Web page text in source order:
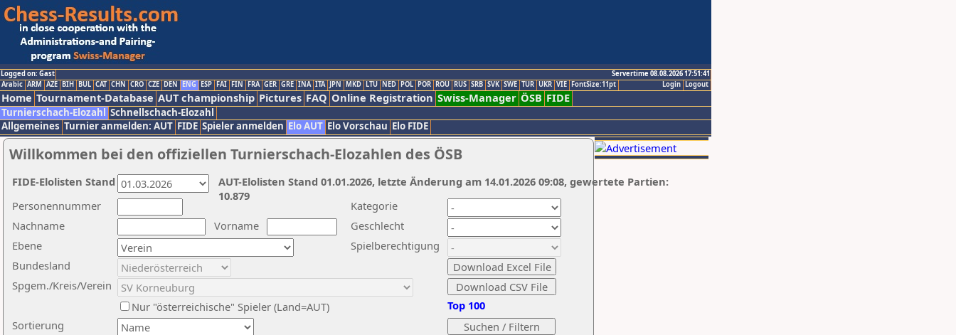
Logged on: Gast
Servertime 08.08.2026 17:51:41
Logout
Login
Arabic ARM AZE BIH BUL CAT CHN CRO CZE DEN ENG ESP FAI FIN FRA GER GRE INA ITA JPN MKD LTU NED POL POR ROU RUS SRB SVK SWE TUR UKR VIE FontSize:11pt
Home Tournament-Database AUT championship Pictures FAQ Online Registration Swiss-Manager ÖSB FIDE
Turnierschach-Elozahl Schnellschach-Elozahl
Allgemeines Turnier anmelden: AUT FIDE Spieler anmelden Elo AUT Elo Vorschau Elo FIDE
Willkommen bei den offiziellen Turnierschach-Elozahlen des ÖSB
Nachname
Vorname
Ebene
Kategorie
Sortierung
Personennummer
Bundesland
Spgem./Kreis/Verein
Geschlecht
Nur "österreichische" Spieler (Land=AUT)
Spielberechtigung
Top 100
AUT-Elolisten Stand 01.01.2026, letzte Änderung am 14.01.2026 09:08, gewertete Partien:
10.879
FIDE-Elolisten Stand